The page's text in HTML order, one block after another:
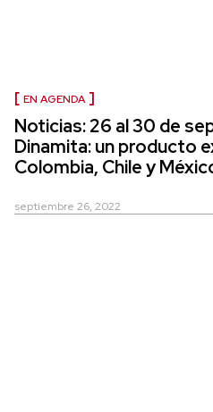
EN AGENDA
Noticias: 26 al 30 de
Dinamita: un producto
Colombia, Chile y
septiembre 26, 2022